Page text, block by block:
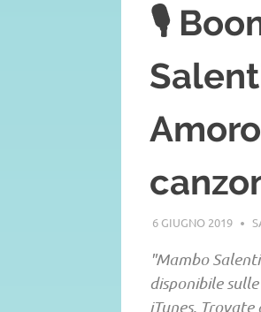
🎙️
6 GIUGNO 2019
"Mambo
disponibile
iTunes.